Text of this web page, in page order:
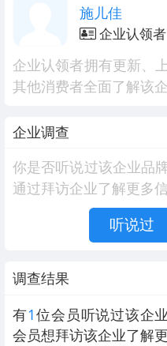
施儿佳
企业认领者
企业认领者拥有更新、
其他消费者全面了解该企
企业调查
你是否听说过该企业品
通过拜访企业了解更多信
听说过
调查结果
有1位会员听说过该企
会员想拜访该企业了解更